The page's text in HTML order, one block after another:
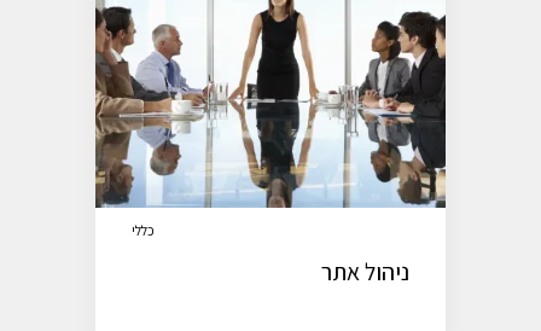
כללי
ניהול אתר